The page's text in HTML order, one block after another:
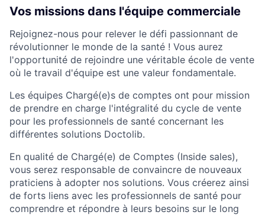
Vos missions dans l'équipe commerciale
Rejoignez-nous pour relever le défi passionnant de
révolutionner le monde de la santé ! Vous aurez
l'opportunité de rejoindre une véritable école de vente
où le travail d'équipe est une valeur fondamentale.
Les équipes Chargé(e)s de comptes ont pour mission
de prendre en charge l'intégralité du cycle de vente
pour les professionnels de santé concernant les
différentes solutions Doctolib.
En qualité de Chargé(e) de Comptes (Inside sales),
vous serez responsable de convaincre de nouveaux
praticiens à adopter nos solutions. Vous créerez ainsi
de forts liens avec les professionnels de santé pour
comprendre et répondre à leurs besoins sur le long